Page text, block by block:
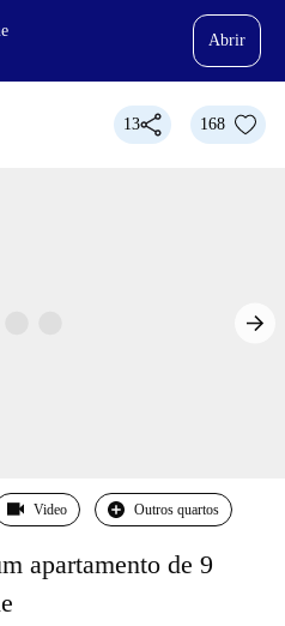
Abrir
13 168
Video Outros quartos
apartamento de 9